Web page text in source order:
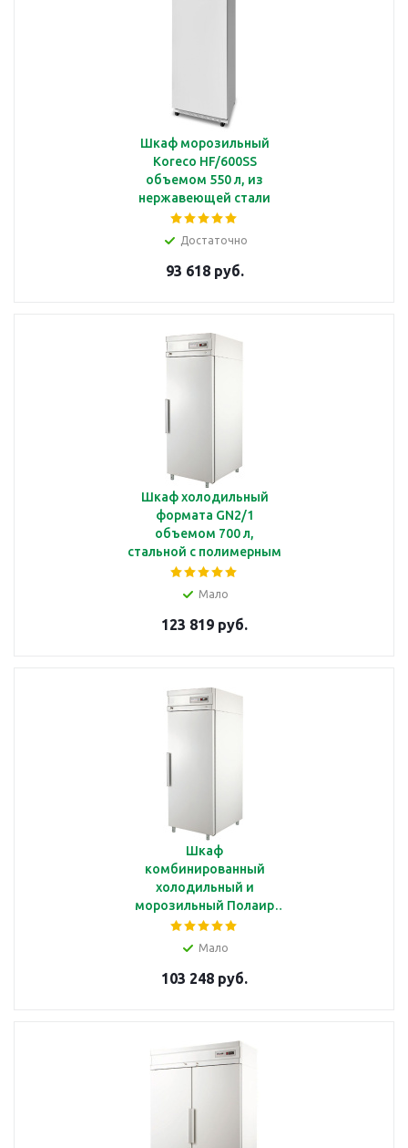
Шкаф морозильный
Koreco HF/600SS
объемом 550 л, из
нержавеющей стали
Достаточно
93 618 руб.
Шкаф холодильный
формата GN2/1
объемом 700 л,
стальной с полимерным
покрытием Полаир
CV107S
Мало
123 819 руб.
Шкаф
комбинированный
холодильный и
морозильный Полаир
CV105S
Мало
103 248 руб.